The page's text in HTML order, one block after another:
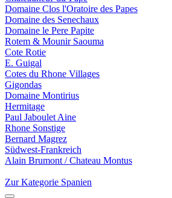
Domaine Clos l'Oratoire des Papes
Domaine des Senechaux
Domaine le Pere Papite
Rotem & Mounir Saouma
Cote Rotie
E. Guigal
Cotes du Rhone Villages
Gigondas
Domaine Montirius
Hermitage
Paul Jaboulet Aine
Rhone Sonstige
Bernard Magrez
Südwest-Frankreich
Alain Brumont / Chateau Montus
Zur Kategorie Spanien